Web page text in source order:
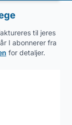
til jeres
I abonnerer fra
for detaljer.